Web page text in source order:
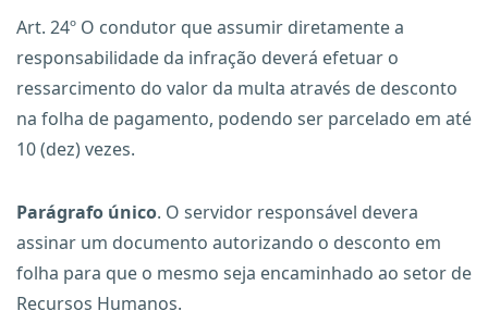
Art. 24º O condutor que assumir diretamente a
responsabilidade da infração deverá efetuar o
ressarcimento do valor da multa através de desconto
na folha de pagamento, podendo ser parcelado em até
10 (dez) vezes.
Parágrafo único. O servidor responsável devera
assinar um documento autorizando o desconto em
folha para que o mesmo seja encaminhado ao setor de
Recursos Humanos.